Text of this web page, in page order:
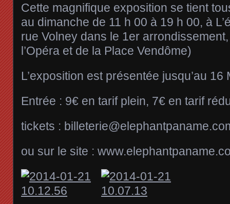
Cette magnifique exposition se tient
au dimanche de 11 h 00 à 19 h 00, à
rue Volney dans le 1er
l’Opéra et de la Place Vendôme)
L’exposition est présentée jusqu’au 16
Entrée : 9€ en tarif plein, 7€ en tarif
tickets :
ou sur le site :